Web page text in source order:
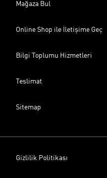
Mağaza Bul
Online Shop ile İletişime Geç
Bilgi Toplumu Hizmetleri
Teslimat
Sitemap
Gizlilik Politikası